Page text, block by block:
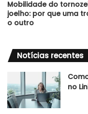
Mobilidade do
joelho: por que uma
o outro
Notícias recentes
no